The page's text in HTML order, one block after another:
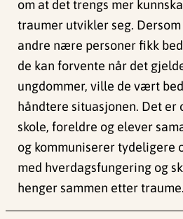
om at det trengs mer
traumer utvikler seg.
andre nære personer fikk
de kan forvente når det
ungdommer, ville de vært
håndtere situasjonen. Det er
skole, foreldre og elever
og kommuniserer tydeligere
med hverdagsfungering og
henger sammen etter traume.